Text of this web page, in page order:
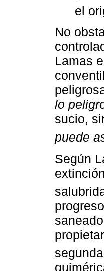
el
No
Lamas
lo
sucio,
puede
Según